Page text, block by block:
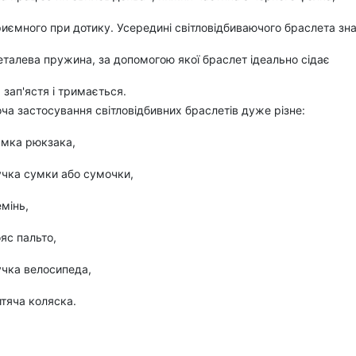
при дотику. Усередині світловідбиваючого браслета
пружина, за допомогою якої браслет ідеально сідає
зап'ястя і тримається.
застосування світловідбивних браслетів дуже різне:
рюкзака,
сумки або сумочки,
пальто,
велосипеда,
коляска.